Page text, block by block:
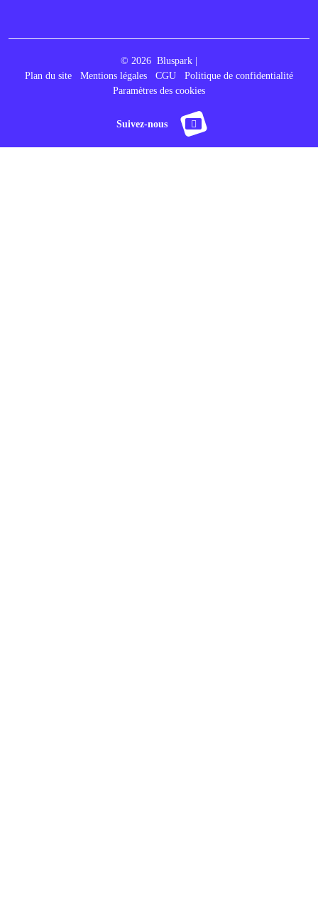
© 2026 Bluspark |
Plan du site
Mentions légales CGU
Politique de confidentialité
Paramètres des cookies
Suivez-nous